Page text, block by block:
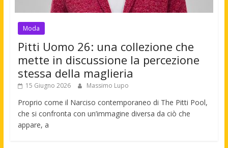
Moda
Pitti Uomo 26: una collezione che
mette in discussione la percezione
stessa della maglieria
15 Giugno 2026 Massimo Lupo
Proprio come il Narciso contemporaneo di The Pitti Pool,
che si confronta con un’immagine diversa da ciò che
appare, a